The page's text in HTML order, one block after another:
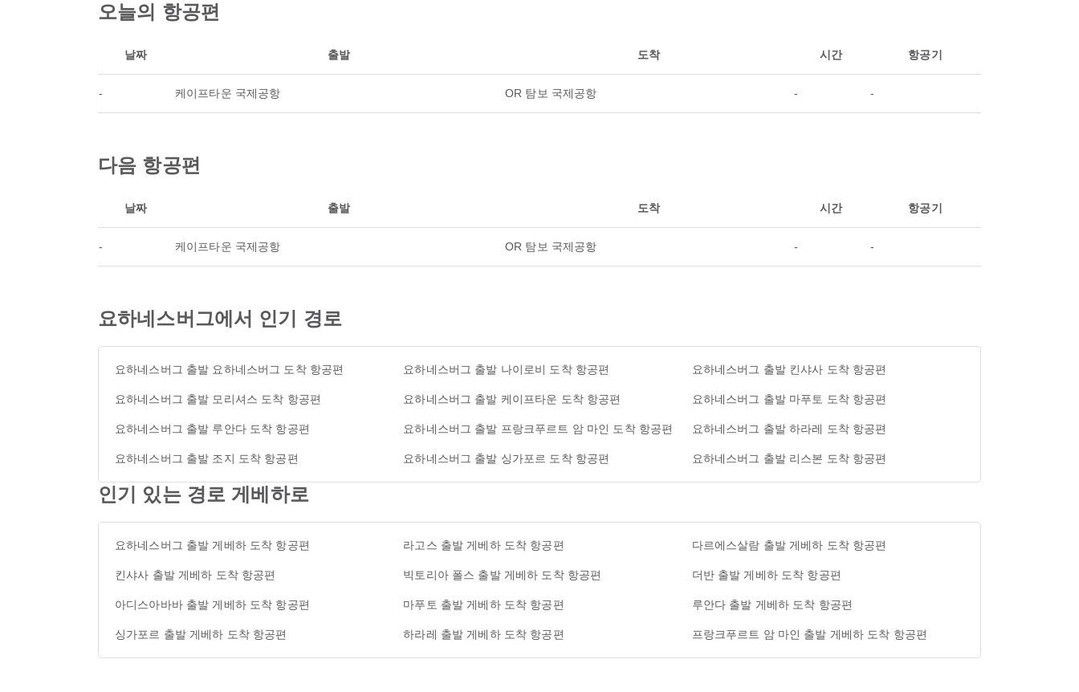
오늘의 항공편
날짜 출발 도착 시간 항공기
- 케이프타운 국제공항 OR 탐보 국제공항 - -
다음 항공편
날짜 출발 도착 시간 항공기
- 케이프타운 국제공항 OR 탐보 국제공항 - -
요하네스버그에서 인기 경로
요하네스버그 출발 요하네스버그 도착 항공편 요하네스버그 출발 나이로비 도착 항공편 요하네스버그 출발 킨샤사 도착 항공편
요하네스버그 출발 모리셔스 도착 항공편 요하네스버그 출발 케이프타운 도착 항공편 요하네스버그 출발 마푸토 도착 항공편
요하네스버그 출발 루안다 도착 항공편 요하네스버그 출발 프랑크푸르트 암 마인 도착 항공편 요하네스버그 출발 하라레 도착 항공편
요하네스버그 출발 조지 도착 항공편 요하네스버그 출발 싱가포르 도착 항공편 요하네스버그 출발 리스본 도착 항공편
인기 있는 경로 게베하로
요하네스버그 출발 게베하 도착 항공편 라고스 출발 게베하 도착 항공편 다르에스살람 출발 게베하 도착 항공편
킨샤사 출발 게베하 도착 항공편 빅토리아 폴스 출발 게베하 도착 항공편 더반 출발 게베하 도착 항공편
아디스아바바 출발 게베하 도착 항공편 마푸토 출발 게베하 도착 항공편 루안다 출발 게베하 도착 항공편
싱가포르 출발 게베하 도착 항공편 하라레 출발 게베하 도착 항공편 프랑크푸르트 암 마인 출발 게베하 도착 항공편